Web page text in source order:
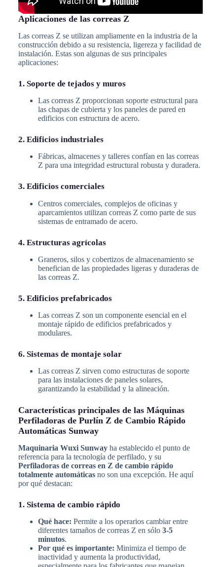
Aplicaciones de las correas Z
Las correas Z se utilizan ampliamente en la industria de la
construcción debido a su resistencia, ligereza y facilidad de
instalación. Estas son algunas de sus principales
aplicaciones:
1. Soporte de tejados y muros
Las correas Z proporcionan soporte estructural para
las chapas de cubierta y los paneles de pared en
edificios con estructura de acero.
2. Edificios industriales
Fábricas, almacenes y talleres confían en las correas
Z para una integridad estructural robusta y duradera.
3. Edificios comerciales
Centros comerciales, complejos de oficinas y
aparcamientos utilizan correas Z como parte de sus
sistemas de entramado de acero.
4. Estructuras agrícolas
Graneros, silos y cobertizos de almacenamiento se
benefician de las propiedades ligeras y duraderas de
las correas Z.
5. Edificios prefabricados
Las correas Z son un componente esencial en el
montaje rápido de edificios prefabricados y
modulares.
6. Sistemas de montaje solar
Las correas Z sirven como estructuras de soporte
para las instalaciones de paneles solares,
garantizando la estabilidad y la alineación.
Características principales de las Máquinas
Perfiladoras de Purlín Z de Cambio Rápido
Automáticas Sunway
Maquinaria Wuxi Sunwayha establecido el punto de
referencia para la tecnología de perfilado, y su
Perfiladoras de correas en Z de cambio rápido
totalmente automáticasno son una excepción. He aquí
por qué destacan:
1. Sistema de cambio rápido
Qué hace: Permite a los operarios cambiar entre
diferentes tamaños de correas Z en sólo 3-5
minutos.
Por qué es importante: Minimiza el tiempo de
inactividad y aumenta la productividad,